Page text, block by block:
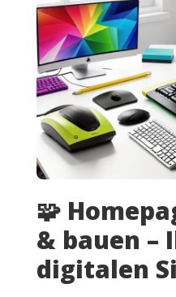
🧩
& bauen –
digitalen